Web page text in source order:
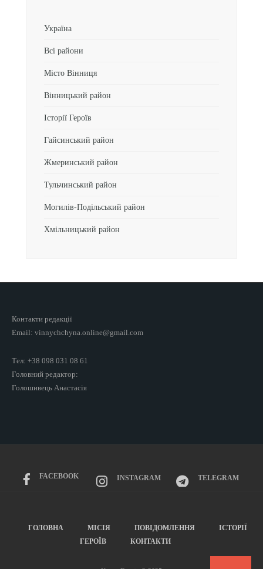
Україна
Всі райони
Місто Вінниця
Вінницький район
Історії Героїв
Гайсинський район
Жмеринський район
Тульчинський район
Могилів-Подільський район
Хмільницький район
Контакти редакції
Email: vinnychchyna.online@gmail.com
Тел: +38 098 031 08 61
Головний редактор:
Голошивець Анастасія
FACEBOOK INSTAGRAM TELEGRAM
ГОЛОВНА МІСІЯ ПОВІДОМЛЕННЯ
ІСТОРІЇ
ГЕРОЇВ
КОНТАКТИ